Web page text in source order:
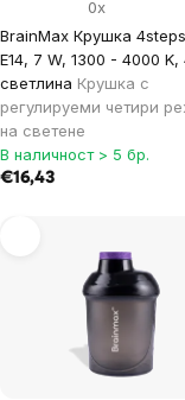
BrainMax Крушка
E14, 7 W, 1300 - 4000 K,
светлина Крушка с
регулируеми четири
на светене
0x
В наличност > 5 бр.
€16,43